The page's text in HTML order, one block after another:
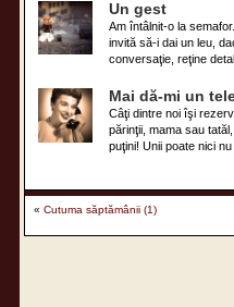
Un gest
Am întâlnit-o la
invită să-i dai un leu,
conversaţie, reţine
Mai dă-mi un
Câţi dintre noi îşi
părinţii, mama sau
puţini! Unii poate nici
«Cutuma săptămânii (1)